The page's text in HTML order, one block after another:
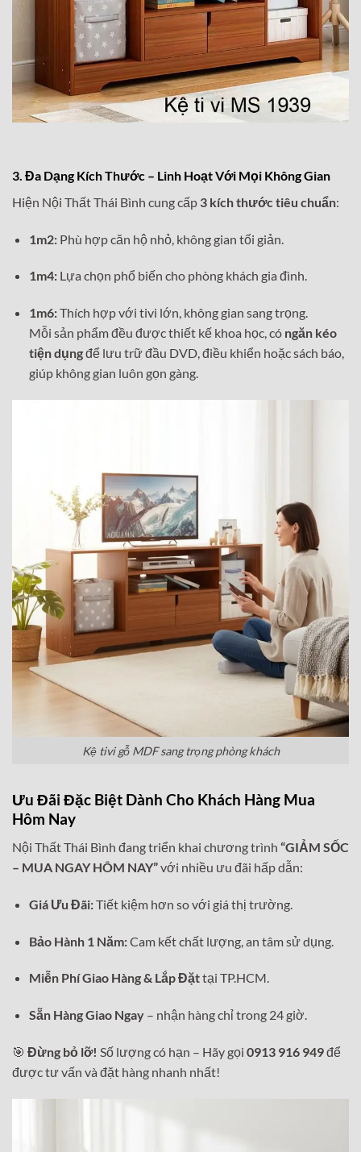
3. Đa Dạng Kích Thước – Linh Hoạt Với Mọi Không Gian
Hiện Nội Thất Thái Bình cung cấp 3 kích thước tiêu chuẩn:
1m2:Phù hợp căn hộ nhỏ, không gian tối giản.
1m4:Lựa chọn phổ biến cho phòng khách gia đình.
1m6:Thích hợp với tivi lớn, không gian sang trọng.
Mỗi sản phẩm đều được thiết kế khoa học, có ngăn kéo
tiện dụngđể lưu trữ đầu DVD, điều khiển hoặc sách báo,
giúp không gian luôn gọn gàng.
Kệ tivi gỗ MDF sang trọng phòng khách
Ưu Đãi Đặc Biệt Dành Cho Khách Hàng Mua
Hôm Nay
Nội Thất Thái Bình đang triển khai chương trình “GIẢM SỐC
– MUA NGAY HÔM NAY”với nhiều ưu đãi hấp dẫn:
Giá Ưu Đãi:Tiết kiệm hơn so với giá thị trường.
Bảo Hành 1 Năm:Cam kết chất lượng, an tâm sử dụng.
Miễn Phí Giao Hàng & Lắp Đặttại TP.HCM.
Sẵn Hàng Giao Ngay– nhận hàng chỉ trong 24 giờ.
🎯 Đừng bỏ lỡ! Số lượng có hạn – Hãy gọi 0913 916 949để
được tư vấn và đặt hàng nhanh nhất!